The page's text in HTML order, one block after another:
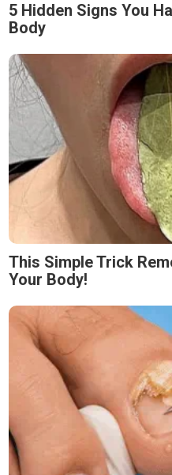
5 Hidden Signs You
Body
This Simple Trick
Your Body!